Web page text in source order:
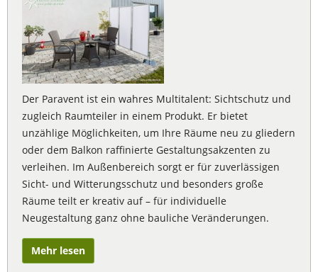
Der Paravent ist ein wahres Multitalent: Sichtschutz und
zugleich Raumteiler in einem Produkt. Er bietet
unzählige Möglichkeiten, um Ihre Räume neu zu gliedern
oder dem Balkon raffinierte Gestaltungsakzenten zu
verleihen. Im Außenbereich sorgt er für zuverlässigen
Sicht- und Witterungsschutz und besonders große
Räume teilt er kreativ auf – für individuelle
Neugestaltung ganz ohne bauliche Veränderungen.
Mehr lesen